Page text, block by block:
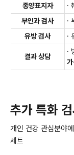
종양표지자
·
부인과 검사
·
유방 검사
·
결과 상담
·
추가 특화
개인 건강 관심분야
세트
안과 검사
청력 검사
소변 검사
대변 검사
심혈관계
안과 검사
청력 검사
소변 검사
혈액 검사